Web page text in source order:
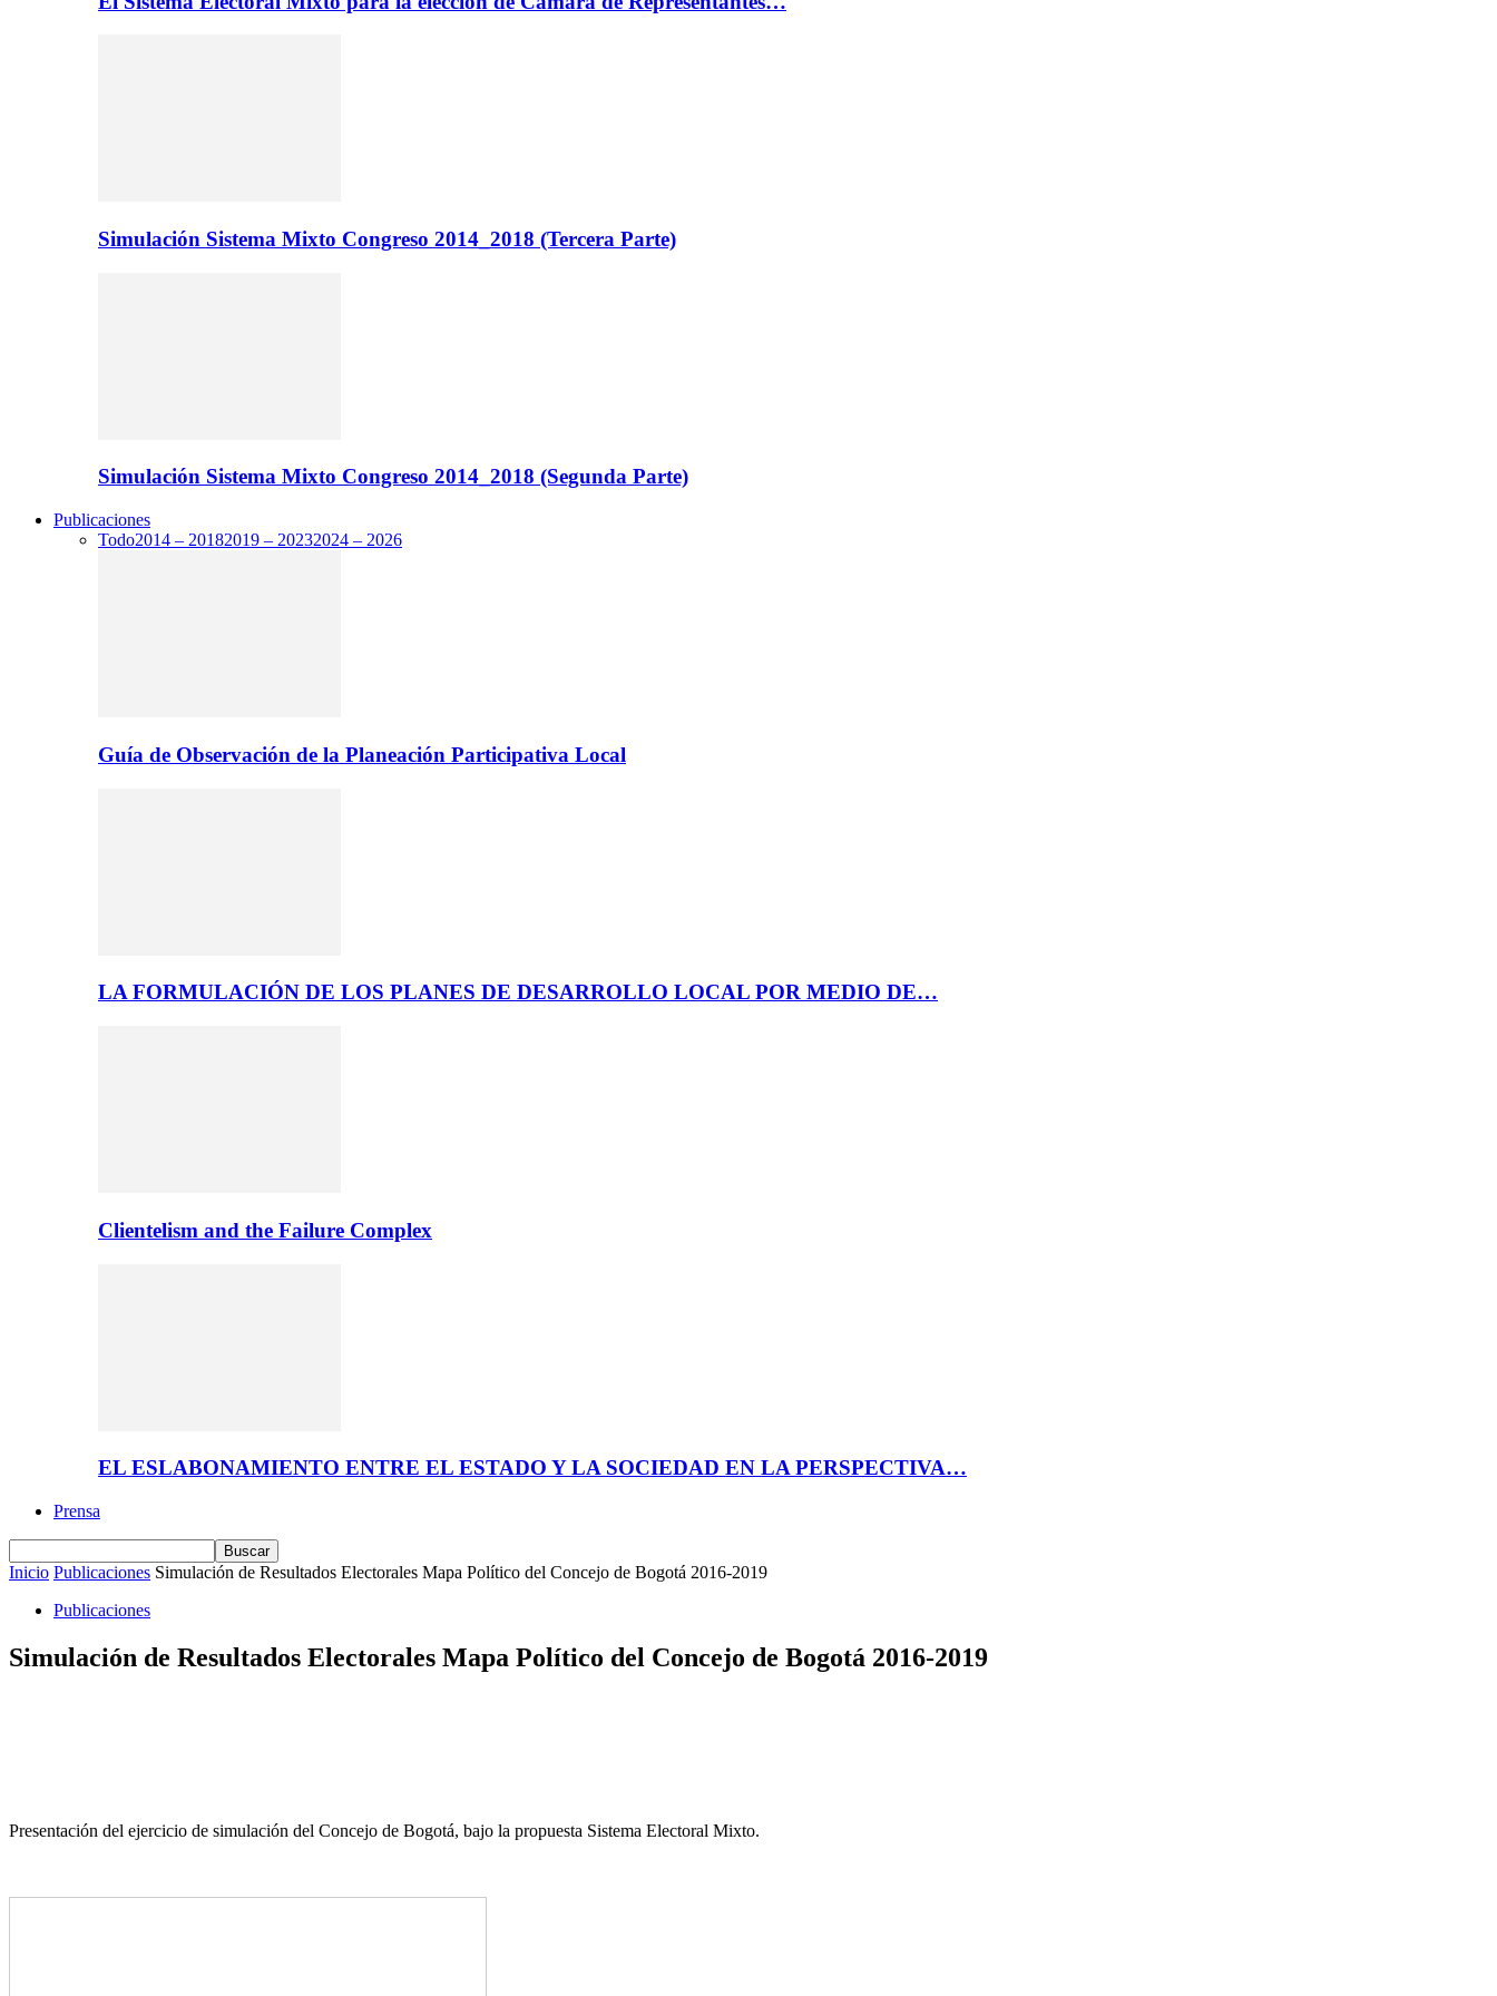
Simulación Sistema Mixto Congreso 2014_2018 (Tercera Parte)
Simulación Sistema Mixto Congreso 2014_2018 (Segunda Parte)
Publicaciones
Todo2014 – 20182019 – 20232024 – 2026
Guía de Observación de la Planeación Participativa Local
LA FORMULACIÓN DE LOS PLANES DE DESARROLLO LOCAL POR MEDIO DE…
Clientelism and the Failure Complex
EL ESLABONAMIENTO ENTRE EL ESTADO Y LA SOCIEDAD EN LA PERSPECTIVA…
Prensa
Inicio Publicaciones Simulación de Resultados Electorales Mapa Político del Concejo de Bogotá 2016-2019
Publicaciones
Simulación de Resultados Electorales Mapa Político del Concejo de Bogotá 2016-2019
Presentación del ejercicio de simulación del Concejo de Bogotá, bajo la propuesta Sistema Electoral Mixto.